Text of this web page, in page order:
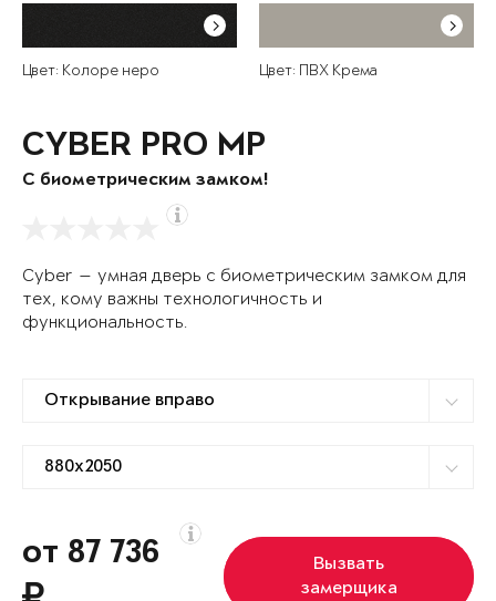
Цвет: Колоре неро Цвет: ПВХ Крема
CYBER PRO MP
С биометрическим замком!
Cyber — умная дверь с биометрическим замком для
тех, кому важны технологичность и
функциональность.
от 87 736
Вызвать
замерщика